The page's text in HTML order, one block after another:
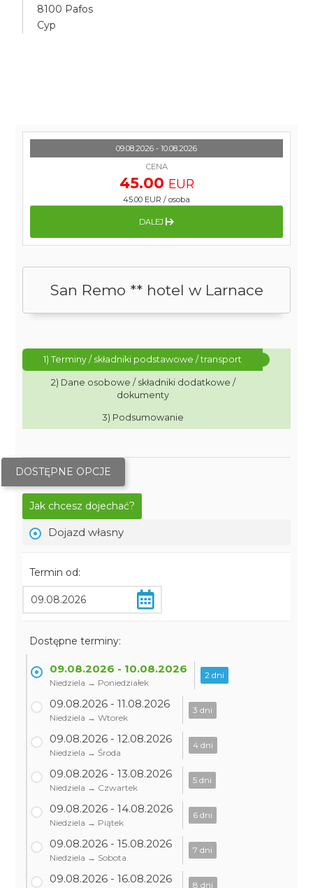
8100 Pafos
Cyp
San Remo ** hotel w Larnace
1) Terminy / składniki podstawowe / transport
2) Dane osobowe / składniki dodatkowe /
dokumenty
3) Podsumowanie
DOSTĘPNE OPCJE
Jak chcesz dojechać?
Dojazd własny
Termin od:
Dostępne terminy:
09.08.2026 - 10.08.2026
Niedziela → Poniedziałek
2 dni
09.08.2026 - 11.08.2026
Niedziela → Wtorek
3 dni
09.08.2026 - 12.08.2026
Niedziela → Środa
4 dni
09.08.2026 - 13.08.2026
Niedziela → Czwartek
5 dni
09.08.2026 - 14.08.2026
Niedziela → Piątek
6 dni
09.08.2026 - 15.08.2026
Niedziela → Sobota
7 dni
09.08.2026 - 16.08.2026 8 dni
09.08.2026 - 10.08.2026
CENA
45.00 EUR
45.00 EUR / osoba
DALEJ